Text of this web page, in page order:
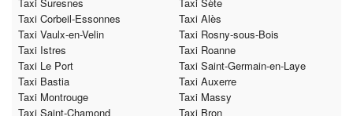
Taxi Corbeil-Essonnes
Taxi Alès
Taxi Vaulx-en-Velin
Taxi Rosny-sous-Bois
Taxi Istres
Taxi Roanne
Taxi Le Port
Taxi Saint-Germain-en-Laye
Taxi Bastia
Taxi Auxerre
Taxi Montrouge
Taxi Massy
Taxi Saint-Chamond
Taxi Bron